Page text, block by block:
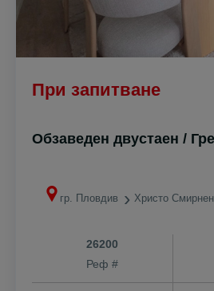
При запитване
Обзаведен двустаен /
гр. Пловдив Христо
26200
Реф #